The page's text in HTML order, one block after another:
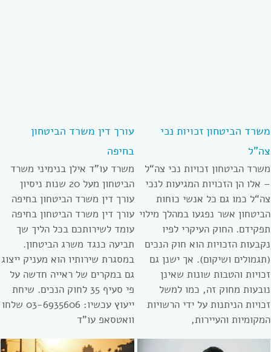
משרד הביטחון זכויות נכי
צה”ל
משרד הביטחון זכויות נכי צה“ל
– אלו הן הזכויות המגיעות לנכי
צה“ל כמו גם כל אנשי כוחות
הביטחון אשר נפגעו במהלך מילוי
תפקידם. החוק העיקרי לפיו
נקבעות הזכויות הוא חוק הנכים
(תגמולים ושיקום). אך ישנן גם
זכויות והטבות שונות שאינן
נובעות מחוק זה, כמו למשל
זכויות הניתנות על ידי הרשויות
המקומיות והעיירות,
עורך דין משרד הביטחון
בחיפה
משרד עו”ד אילן בנימיני משרד
הביטחון מעל 20 שנות ניסיון
עורך דין משרד הביטחון בחיפה
עורך דין משרד הביטחון בחיפה
עומד לשירותכם בכל הליך שך
תביעה כנגד משרג הביטחון.
במסגרת שירותיו הוא מעניק ייצוג
גם במקרים של ראייה חדשה על
פי סעיף 35 לחוק הנכים. שיחת
ייעוץ עכשיו: 03-6935606 שלחו
וואטסאפ עו”ד